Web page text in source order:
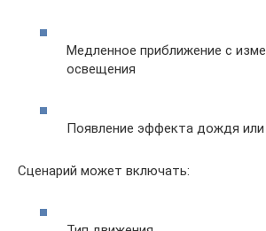
Медленное приближение с
освещения
Появление эффекта дождя или
Сценарий может включать: